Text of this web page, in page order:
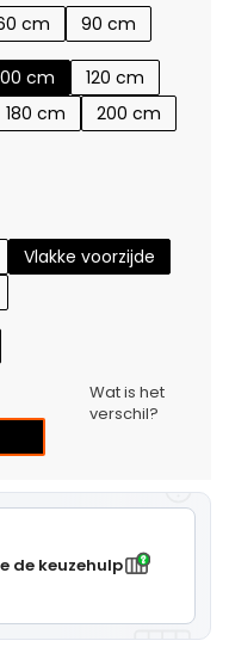
cm 90 cm
cm
120 cm
180 cm
200 cm
Vlakke voorzijde
Wat is het
verschil?
de keuzehulp